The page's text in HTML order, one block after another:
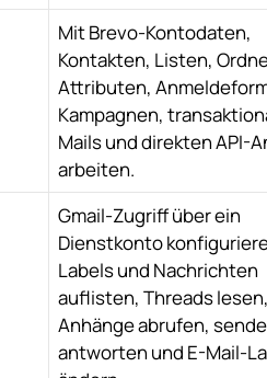
Mit Brevo-Kontodaten,
Kontakten, Listen,
Attributen,
Kampagnen,
Mails und direkten API-
arbeiten.
Gmail-Zugriff über ein
Dienstkonto
Labels und Nachrichten
auflisten, Threads
Anhänge abrufen,
antworten und E-Mail-